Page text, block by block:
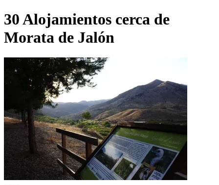
30 Alojamientos cerca de
Morata de Jalón